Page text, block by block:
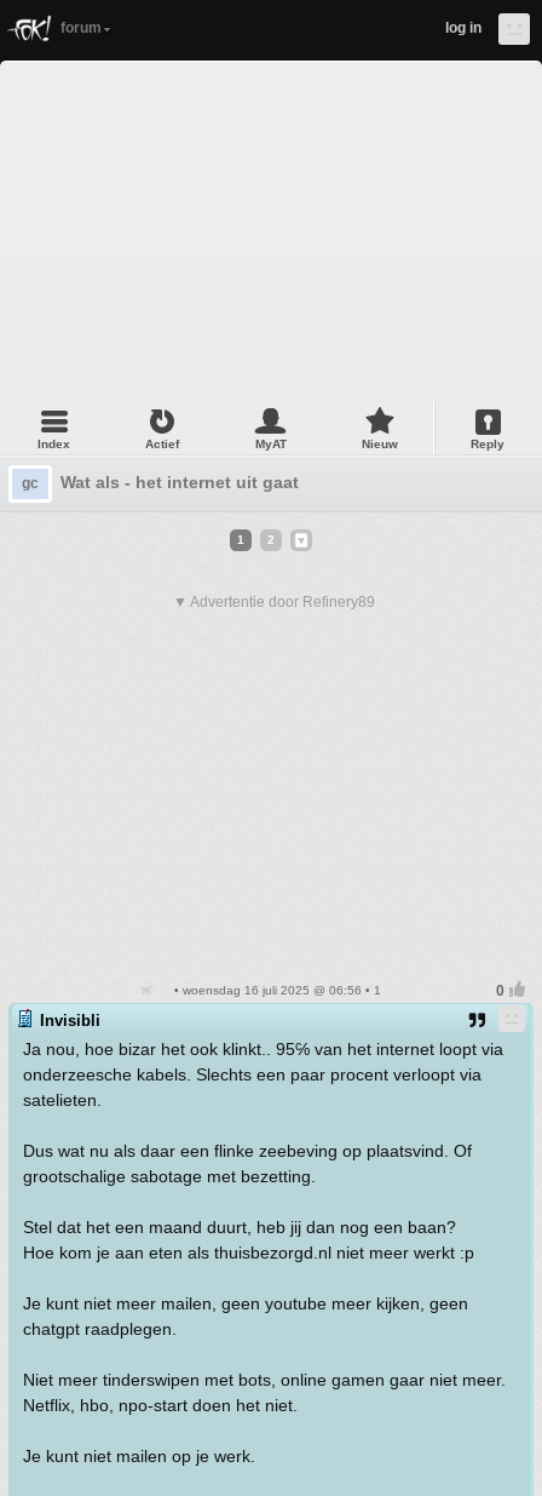
forum log in
Index Actief MyAT Nieuw Reply
gc Wat als - het internet uit gaat
1 2
▼ Advertentie door Refinery89
• woensdag 16 juli 2025 @ 06:56 • 1
Invisibli
Ja nou, hoe bizar het ook klinkt.. 95℅ van het internet loopt via
onderzeesche kabels. Slechts een paar procent verloopt via
satelieten.
Dus wat nu als daar een flinke zeebeving op plaatsvind. Of
grootschalige sabotage met bezetting.
Stel dat het een maand duurt, heb jij dan nog een baan?
Hoe kom je aan eten als thuisbezorgd.nl niet meer werkt :p
Je kunt niet meer mailen, geen youtube meer kijken, geen
chatgpt raadplegen.
Niet meer tinderswipen met bots, online gamen gaar niet meer.
Netflix, hbo, npo-start doen het niet.
Je kunt niet mailen op je werk.